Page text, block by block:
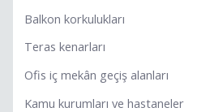
Balkon korkulukları
Teras kenarları
Ofis iç mekân geçiş alanları
Kamu kurumları ve hastaneler